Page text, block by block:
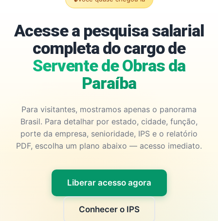
Acesse a pesquisa salarial
completa do cargo de
Servente de Obras da
Paraíba
Para visitantes, mostramos apenas o panorama
Brasil. Para detalhar por estado, cidade, função,
porte da empresa, senioridade, IPS e o relatório
PDF, escolha um plano abaixo — acesso imediato.
Liberar acesso agora
Conhecer o IPS